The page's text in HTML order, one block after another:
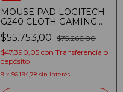
MOUSE PAD LOGITECH
G240 CLOTH GAMING
000093
$55.753,00 $75.266,00
$47.390,05 con Transferencia o
depósito
9 x $6.194,78 sin interés